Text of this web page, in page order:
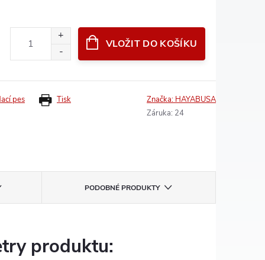
VLOŽIT DO KOŠÍKU
Tisk
pes Značka: HAYABUSA
Záruka: 24
PODOBNÉ PRODUKTY
produktu: